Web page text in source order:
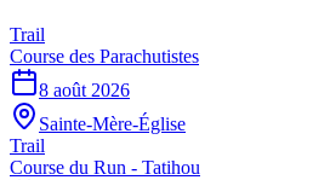
Trail
Course des Parachutistes
8 août 2026
Sainte-Mère-Église
Trail
Course du Run - Tatihou